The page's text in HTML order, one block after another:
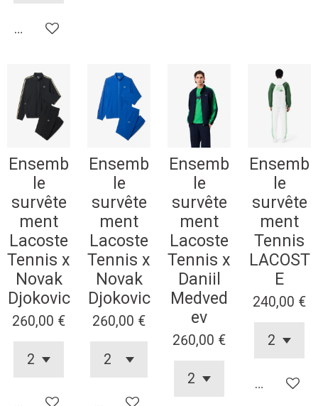
Ajouter au panier
Ensemb
le
survête
ment
Lacoste
Tennis x
Novak
Djokovic
260,00 €
Ensemb
le
survête
ment
Lacoste
Tennis x
Novak
Djokovic
260,00 €
Ensemb
le
survête
ment
Lacoste
Tennis x
Daniil
Medved
ev
260,00 €
Ensemb
le
survête
ment
Tennis
LACOST
E
240,00 €
Ajouter